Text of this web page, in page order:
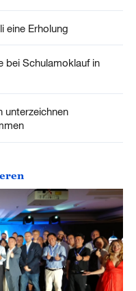
eine Erholung
bei Schulamoklauf in
unterzeichnen